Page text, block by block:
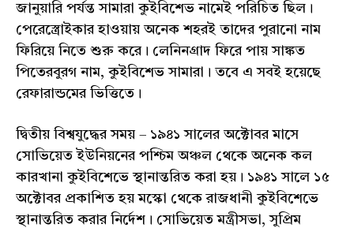
জানুয়ারি পর্যন্ত সামারা কুইবিশেভ নামেই পরিচিত ছিল।
পেরেস্ত্রোইকার হাওয়ায় অনেক শহরই তাদের পুরানো নাম
ফিরিয়ে নিতে শুরু করে। লেনিনগ্রাদ ফিরে পায় সাঙ্কত
পিতেরবুরগ নাম, কুইবিশেভ সামারা। তবে এ সবই হয়েছে
রেফারান্ডমের ভিত্তিতে।
দ্বিতীয় বিশ্বযুদ্ধের সময় – ১৯৪১ সালের অক্টোবর মাসে
সোভিয়েত ইউনিয়নের পশ্চিম অঞ্চল থেকে অনেক কল
কারখানা কুইবিশেভে স্থানান্তরিত করা হয়। ১৯৪১ সালে ১৫
অক্টোবর প্রকাশিত হয় মস্কো থেকে রাজধানী কুইবিশেভে
স্থানান্তরিত করার নির্দেশ। সোভিয়েত মন্ত্রীসভা, সুপ্রিম